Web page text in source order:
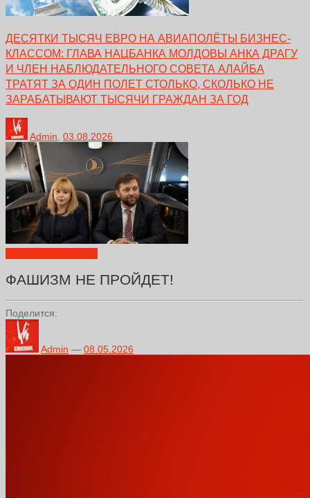
ДЕСЯТКИ ТЫСЯЧ ЕВРО НА АВИАПОЛЁТЫ БИЗНЕС-
КЛАССОМ: ГЛАВА НАЦБАНКА МОЛДОВЫ АНКА ДРАГУ
И ЧЛЕН НАБЛЮДАТЕЛЬНОГО СОВЕТА АЛАЙБА
ТРАТЯТ ЗА ОДИН ПОЛЕТ СТОЛЬКО, СКОЛЬКО НЕ
ЗАРАБАТЫВАЮТ ТЫСЯЧИ ГРАЖДАН ЗА ГОД
Admin 03.08.2026
ФАШИЗМ НЕ ПРОЙДЕТ!
Поделится:
Admin — 08.05.2026